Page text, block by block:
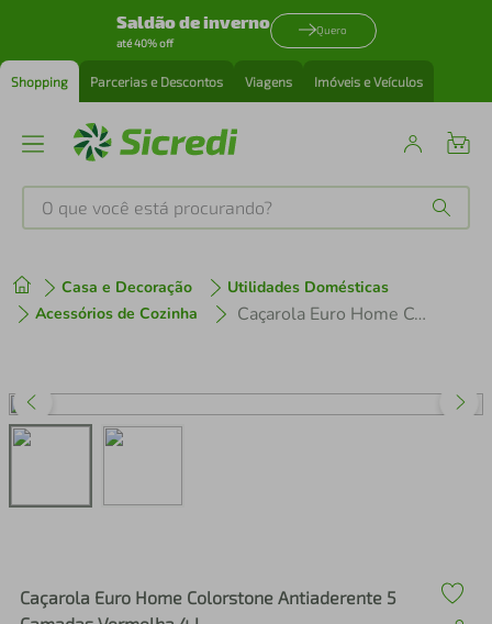
Saldão de inverno
até 40% off
Quero
Shopping Parcerias e Descontos Viagens Imóveis e Veículos
O que você está procurando?
Casa e Decoração
Utilidades Domésticas
Acessórios de Cozinha
Caçarola Euro Home Colorstone Antiaderente 5 Camadas Vermelha 4 L
Caçarola Euro Home Colorstone Antiaderente 5
1º tenis
3º perfume